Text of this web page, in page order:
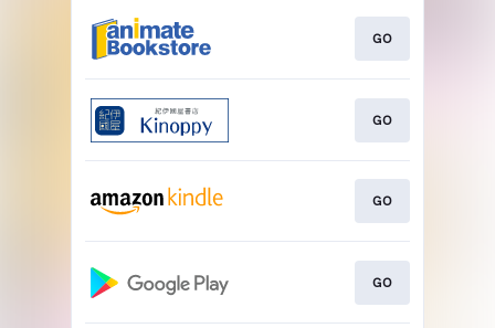
GO
GO
GO
GO